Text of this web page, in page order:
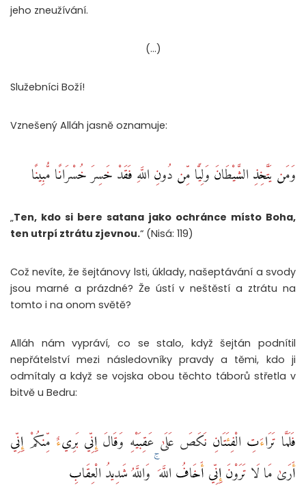
jeho zneužívání.
(…)
Služebníci Boží!
Vznešený Alláh jasně oznamuje:
وَمَن يَتَّخِذِ الشَّيْطَانَ وَلِيًّا مِّن دُونِ اللَّهِ فَقَدْ خَسِرَ خُسْرَانًا مُّبِينًا
„Ten, kdo si bere satana jako ochránce místo Boha,
ten utrpí ztrátu zjevnou.“ (Nisá: 119)
Což nevíte, že šejtánovy lsti, úklady, našeptávání a svody
jsou marné a prázdné? Že ústí v neštěstí a ztrátu na
tomto i na onom světě?
Alláh nám vypráví, co se stalo, když šejtán podnítil
nepřátelství mezi následovníky pravdy a těmi, kdo ji
odmítaly a když se vojska obou těchto táborů střetla v
bitvě u Bedru:
فَلَمَّا تَرَاءَتِ الْفِئَتَانِ نَكَصَ عَلَىٰ عَقِبَيْهِ وَقَالَ إِنِّي بَرِيءٌ مِّنكُمْ إِنِّي
أَرَىٰ مَا لَا تَرَوْنَ إِنِّي أَخَافُ اللَّهَ ۚ وَاللَّهُ شَدِيدُ الْعِقَابِ ‎